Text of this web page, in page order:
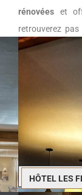
rénovées et
retrouverez
véritable
chacun des
HÔTEL LES